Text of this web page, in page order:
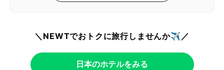
＼NEWTでおトクに旅行しませんか✈️／
日本のホテルをみる